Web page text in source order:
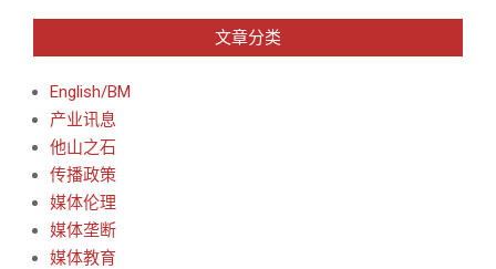
文章分类
English/BM
产业讯息
他山之石
传播政策
媒体伦理
媒体垄断
媒体教育